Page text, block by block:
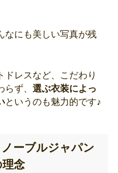
なにも美しい写真が残
ドレスなど、こだわり
ず、 選ぶ衣装によっ
というのも魅力的です♪
ーブルジャパン
念